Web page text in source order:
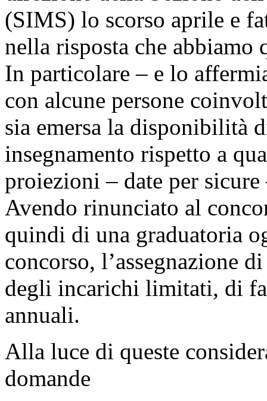
(SIMS) lo scorso aprile e
nella risposta che abbiamo
In particolare – e lo
con alcune persone
sia emersa la disponibilità
insegnamento rispetto a
proiezioni – date per
Avendo rinunciato al
quindi di una graduatoria
concorso, l’assegnazione
degli incarichi limitati, di
annuali.
Alla luce di queste
domande